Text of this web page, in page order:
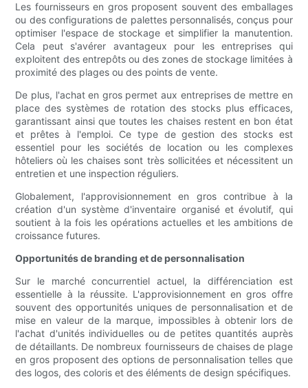
Les fournisseurs en gros proposent souvent des emballages
ou des configurations de palettes personnalisés, conçus pour
optimiser l'espace de stockage et simplifier la manutention.
Cela peut s'avérer avantageux pour les entreprises qui
exploitent des entrepôts ou des zones de stockage limitées à
proximité des plages ou des points de vente.
De plus, l'achat en gros permet aux entreprises de mettre en
place des systèmes de rotation des stocks plus efficaces,
garantissant ainsi que toutes les chaises restent en bon état
et prêtes à l'emploi. Ce type de gestion des stocks est
essentiel pour les sociétés de location ou les complexes
hôteliers où les chaises sont très sollicitées et nécessitent un
entretien et une inspection réguliers.
Globalement, l'approvisionnement en gros contribue à la
création d'un système d'inventaire organisé et évolutif, qui
soutient à la fois les opérations actuelles et les ambitions de
croissance futures.
Opportunités de branding et de personnalisation
Sur le marché concurrentiel actuel, la différenciation est
essentielle à la réussite. L'approvisionnement en gros offre
souvent des opportunités uniques de personnalisation et de
mise en valeur de la marque, impossibles à obtenir lors de
l'achat d'unités individuelles ou de petites quantités auprès
de détaillants. De nombreux fournisseurs de chaises de plage
en gros proposent des options de personnalisation telles que
des logos, des coloris et des éléments de design spécifiques.